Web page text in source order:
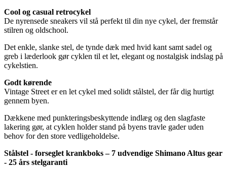
Cool og casual retrocykel
De nyrensede sneakers vil stå perfekt til din nye cykel, der fremstår
stilren og oldschool.
Det enkle, slanke stel, de tynde dæk med hvid kant samt sadel og
greb i læderlook gør cyklen til et let, elegant og nostalgisk indslag på
cykelstien.
Godt kørende
Vintage Street er en let cykel med solidt stålstel, der får dig hurtigt
gennem byen.
Dækkene med punkteringsbeskyttende indlæg og den slagfaste
lakering gør, at cyklen holder stand på byens travle gader uden
behov for den store vedligeholdelse.
Stålstel - forseglet krankboks – 7 udvendige Shimano Altus gear
- 25 års stelgaranti